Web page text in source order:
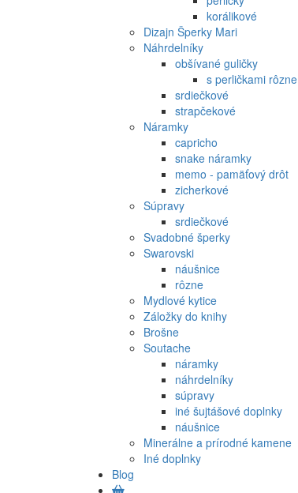
korálikové
Dizajn Šperky Mari
Náhrdelníky
obšívané guličky
s perličkami rôzne
srdiečkové
strapčekové
Náramky
capricho
snake náramky
memo - pamäťový drôt
zicherkové
Súpravy
srdiečkové
Svadobné šperky
Swarovski
náušnice
rôzne
Mydlové kytice
Záložky do knihy
Brošne
Soutache
náramky
náhrdelníky
súpravy
iné šujtášové doplnky
náušnice
Minerálne a prírodné kamene
Iné doplnky
Blog